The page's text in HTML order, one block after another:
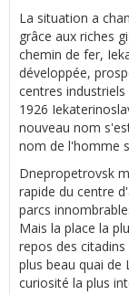
La situation a
grâce aux riches
chemin de fer,
développée,
centres
1926
nouveau nom
nom de l'homme
Dnepropetrovsk
rapide du centre
parcs
Mais la place la
repos des
plus beau quai de
curiosité la plus